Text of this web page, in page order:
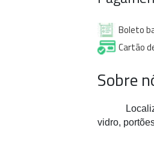
Boleto
Cartão
Sobre
vidro,